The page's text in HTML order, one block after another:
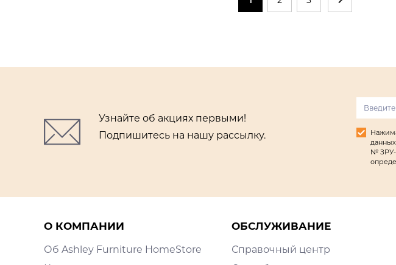
Узнайте об акциях первыми!
Подпишитесь на нашу рассылку.
№ ЗРУ-
О КОМПАНИИ
Об Ashley Furniture HomeStore
ОБСЛУЖИВАНИЕ
Справочный центр